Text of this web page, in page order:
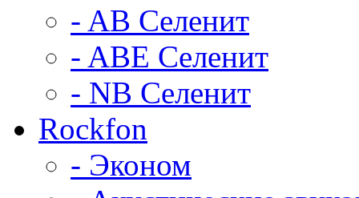
- AB Селенит
- ABE Селенит
- NB Селенит
Rockfon
- Эконом